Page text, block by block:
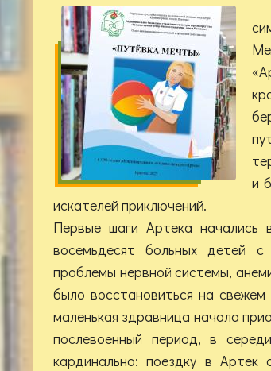
и
искателей приключений.
Первые шаги Артека начались
восемьдесят больных детей с
проблемы нервной системы,
было восстановиться на
маленькая здравница начала
послевоенный период, в
кардинально: поездку в Артек